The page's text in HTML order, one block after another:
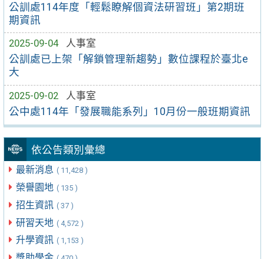
公訓處114年度「輕鬆瞭解個資法研習班」第2期班
期資訊
2025-09-04
人事室
公訓處已上架「解鎖管理新趨勢」數位課程於臺北e
大
2025-09-02
人事室
公中處114年「發展職能系列」10月份一般班期資訊
依公告類別彙總
最新消息 ( 11,428 )
榮譽園地 ( 135 )
招生資訊 ( 37 )
研習天地 ( 4,572 )
升學資訊 ( 1,153 )